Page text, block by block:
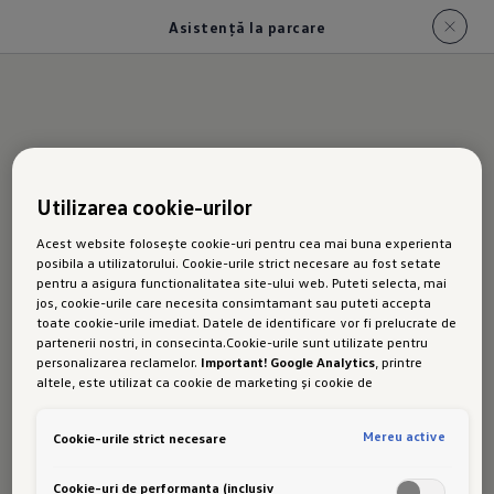
Asistență la parcare
Noul T-
Cross
Asistenț
Utilizarea cookie-urilor
Acest website folosește cookie-uri pentru cea mai buna experienta
posibila a utilizatorului. Cookie-urile strict necesare au fost setate
pentru a asigura functionalitatea site-ului web. Puteti selecta, mai
jos, cookie-urile care necesita consimtamant sau puteti accepta
toate cookie-urile imediat. Datele de identificare vor fi prelucrate de
partenerii nostri, in consecinta.Cookie-urile sunt utilizate pentru
personalizarea reclamelor. Important! Google Analytics, printre
altele, este utilizat ca cookie de marketing și cookie de
protectie a datelor decat Uniunea Europeana. Prin urmare, nu poate
date datorita legislatiei actuale. Ca urmare, interferenta cu
Cookie-urile strict necesare Mereu active
Cookie-uri de performanta (inclusiv